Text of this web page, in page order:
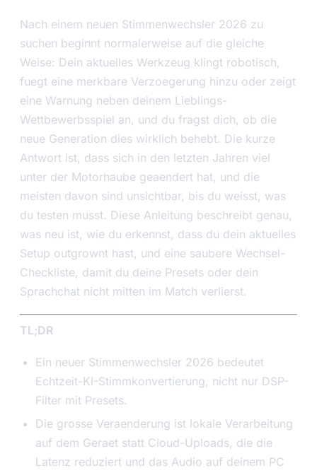
Nach einem neuen Stimmenwechsler 2026 zu
suchen beginnt normalerweise auf die gleiche
Weise: Dein aktuelles Werkzeug klingt robotisch,
fuegt eine merkbare Verzoegerung hinzu oder zeigt
eine Warnung neben deinem Lieblings-
Wettbewerbsspiel an, und du fragst dich, ob die
neue Generation dies wirklich behebt. Die kurze
Antwort ist, dass sich in den letzten Jahren viel
unter der Motorhaube geaendert hat, und die
meisten davon sind unsichtbar, bis du weisst, was
du testen musst. Diese Anleitung beschreibt genau,
was neu ist, wie du erkennst, dass du dein aktuelles
Setup outgrownt hast, und eine saubere Wechsel-
Checkliste, damit du deine Presets oder dein
Sprachchat nicht mitten im Match verlierst.
TL;DR
Ein neuer Stimmenwechsler 2026 bedeutet
Echtzeit-KI-Stimmkonvertierung, nicht nur DSP-
Filter mit Presets.
Die grosse Veraenderung ist lokale Verarbeitung
auf dem Geraet statt Cloud-Uploads, die die
Latenz reduziert und das Audio auf deinem PC